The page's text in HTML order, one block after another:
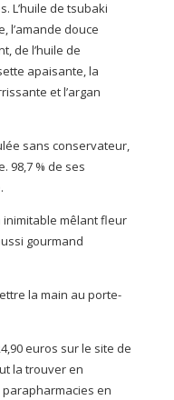
L’huile de tsubaki
l’amande douce
de l’huile de
apaisante, la
et l’argan
sans conservateur,
98,7 % de ses
inimitable mêlant fleur
gourmand
la main au porte-
euros sur le site de
la trouver en
en